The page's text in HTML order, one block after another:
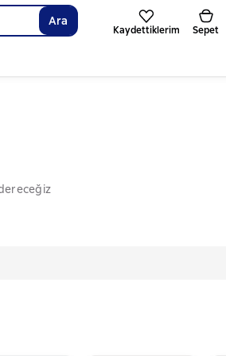
Ara
Kaydettiklerim Sepet